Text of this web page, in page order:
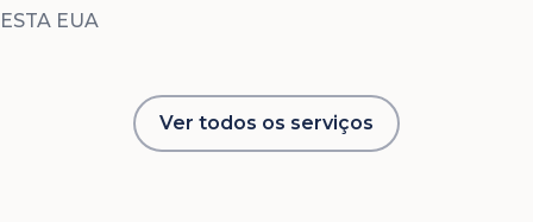
ESTA EUA
Ver todos os serviços